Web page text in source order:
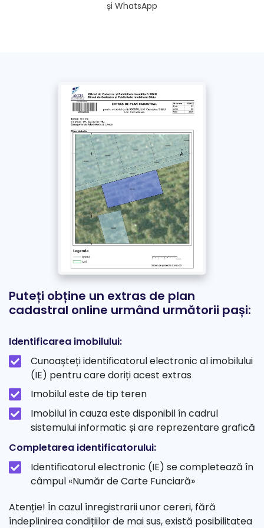
Doresc extrasul și pe WhatsApp
Politica de confidențialitate
Condițiileacestui site. Împuternicesc un
reprezentant Extras-carte-funciara.ro să solicite
în numele meu documentul obținut de la ANCPI
Plăteștecu Cardul >69Lei
Plătește prinbancă>69Lei
și WhatsApp
Puteți obține un extras de plan
cadastral online urmând următorii pași:
Identificarea imobilului:
Cunoașteți identificatorul electronic al imobilului
(IE) pentru care doriți acest extras
Imobilul este de tip teren
Imobilul în cauza este disponibil în cadrul
sistemului informatic și are reprezentare grafică
Completarea identificatorului:
Identificatorul electronic (IE) se completează în
câmpul «Număr de Carte Funciară»
Atenție! În cazul înregistrarii unor cereri, fără
îndeplinirea condițiilor de mai sus, există posibilitatea